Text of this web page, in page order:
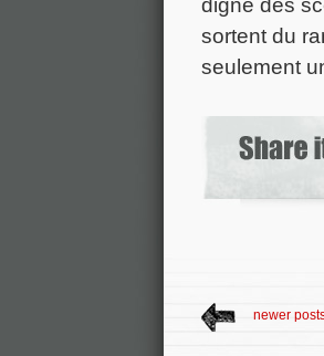
sortent du
seulement
newer